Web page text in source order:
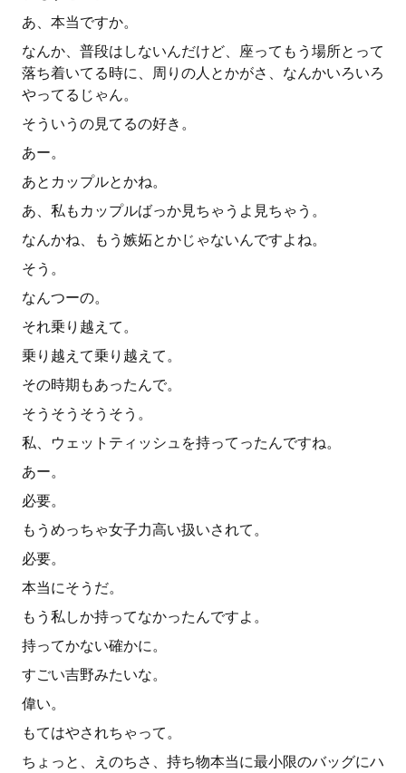
あ、本当ですか。
なんか、普段はしないんだけど、座ってもう場所とって
落ち着いてる時に、周りの人とかがさ、なんかいろいろ
やってるじゃん。
そういうの見てるの好き。
あー。
あとカップルとかね。
あ、私もカップルばっか見ちゃうよ見ちゃう。
なんかね、もう嫉妬とかじゃないんですよね。
そう。
なんつーの。
それ乗り越えて。
乗り越えて乗り越えて。
その時期もあったんで。
そうそうそうそう。
私、ウェットティッシュを持ってったんですね。
あー。
必要。
もうめっちゃ女子力高い扱いされて。
必要。
本当にそうだ。
もう私しか持ってなかったんですよ。
持ってかない確かに。
すごい吉野みたいな。
偉い。
もてはやされちゃって。
ちょっと、えのちさ、持ち物本当に最小限のバッグにハ